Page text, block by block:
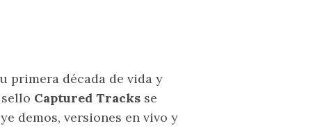
primera década de vida y
Captured Tracks se
demos, versiones en vivo y